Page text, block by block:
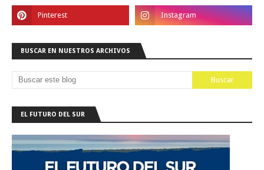
BUSCAR EN NUESTROS ARCHIVOS
EL FUTURO DEL SUR